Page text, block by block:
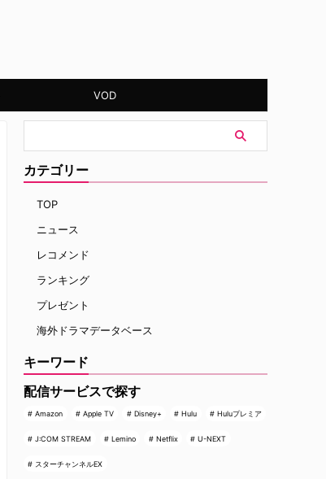
VOD
カテゴリー
TOP
ニュース
レコメンド
ランキング
プレゼント
海外ドラマデータベース
キーワード
配信サービスで探す
Amazon Apple TV Disney+ Hulu Huluプレミア
J:COM STREAM Lemino Netflix U-NEXT
スターチャンネルEX